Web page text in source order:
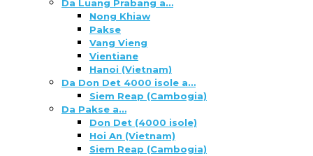
Da Luang Prabang a…
Nong Khiaw
Pakse
Vang Vieng
Vientiane
Hanoi (Vietnam)
Da Don Det 4000 isole a…
Siem Reap (Cambogia)
Da Pakse a…
Don Det (4000 isole)
Hoi An (Vietnam)
Siem Reap (Cambogia)